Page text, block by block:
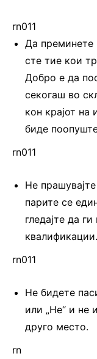
rn011
Да преминете
сте тие кои
Добро е да
секогаш во
кон крајот на
биде
rn011
Не прашувајте
парите се
гледајте да
квалификации.
rn011
Не бидете
или „Не“ и не
друго место.
rn